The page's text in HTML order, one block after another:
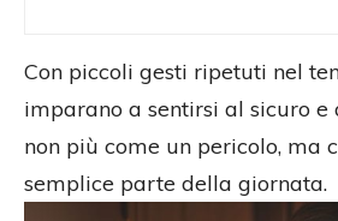
Con piccoli gesti ripetuti nel
imparano a sentirsi al sicuro
non più come un pericolo, ma
semplice parte della giornata.